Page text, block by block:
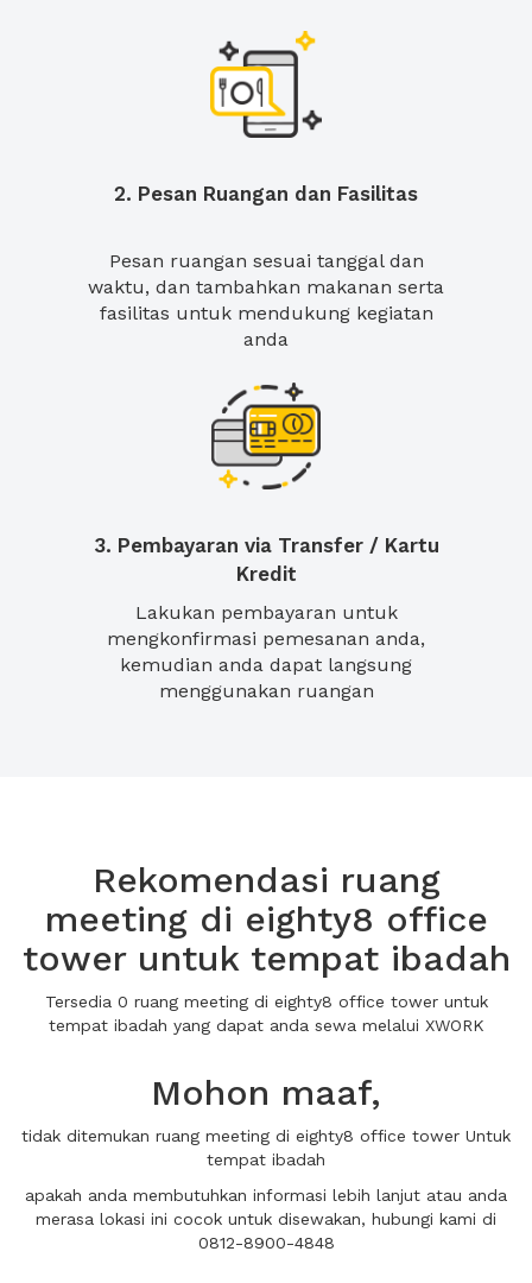
2. Pesan Ruangan dan Fasilitas
Pesan ruangan sesuai tanggal dan
waktu, dan tambahkan makanan serta
fasilitas untuk mendukung kegiatan
anda
3. Pembayaran via Transfer / Kartu
Kredit
Lakukan pembayaran untuk
mengkonfirmasi pemesanan anda,
kemudian anda dapat langsung
menggunakan ruangan
Rekomendasi ruang
meeting di eighty8 office
tower untuk tempat ibadah
Tersedia 0 ruang meeting di eighty8 office tower untuk
tempat ibadah yang dapat anda sewa melalui XWORK
Mohon maaf,
tidak ditemukan ruang meeting di eighty8 office tower Untuk
tempat ibadah
apakah anda membutuhkan informasi lebih lanjut atau anda
merasa lokasi ini cocok untuk disewakan, hubungi kami di
0812-8900-4848